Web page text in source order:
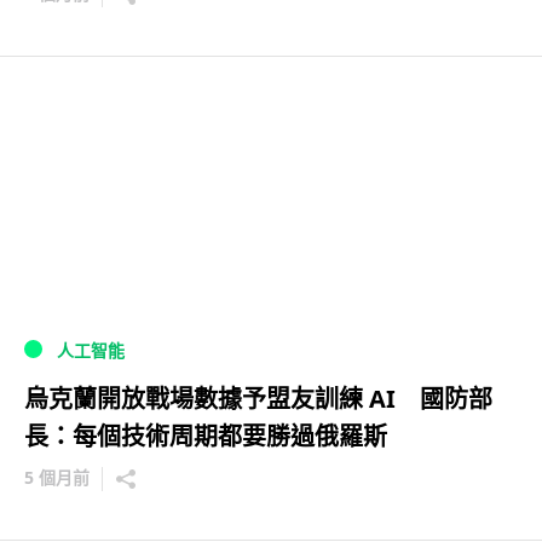
人工智能
烏克蘭開放戰場數據予盟友訓練 AI 國防部
長：每個技術周期都要勝過俄羅斯
5 個月前